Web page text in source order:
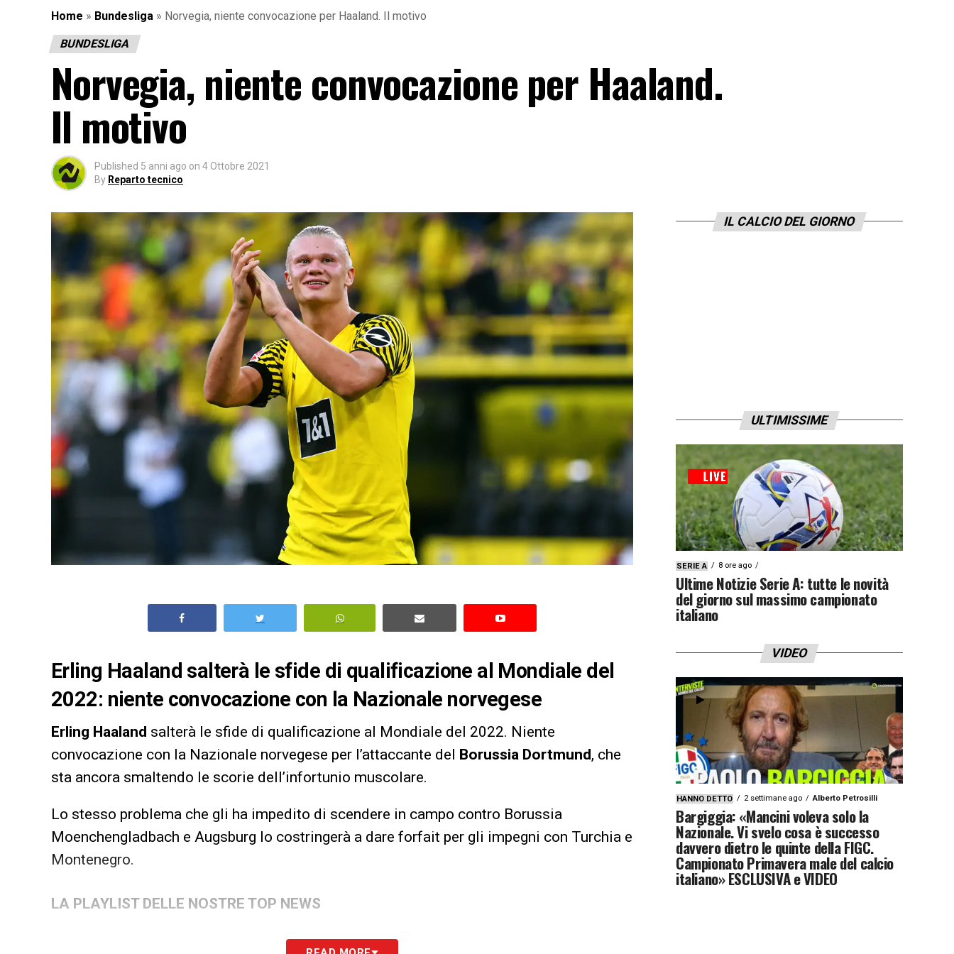
Home » Bundesliga » Norvegia, niente convocazione per Haaland. Il motivo
BUNDESLIGA
Norvegia, niente convocazione per Haaland.
Il motivo
Published 5 anni ago on 4 Ottobre 2021
By Reparto tecnico
Erling Haaland salterà le sfide di qualificazione al Mondiale del
2022: niente convocazione con la Nazionale norvegese
Erling Haaland salterà le sfide di qualificazione al Mondiale del 2022. Niente
convocazione con la Nazionale norvegese per l’attaccante del Borussia Dortmund, che
sta ancora smaltendo le scorie dell’infortunio muscolare.
Lo stesso problema che gli ha impedito di scendere in campo contro Borussia
Moenchengladbach e Augsburg lo costringerà a dare forfait per gli impegni con Turchia e
Montenegro.
LA PLAYLIST DELLE NOSTRE TOP NEWS
IL CALCIO DEL GIORNO
ULTIMISSIME
SERIE A 8 ore ago
Ultime Notizie Serie A: tutte le novità
del giorno sul massimo campionato
italiano
VIDEO
HANNO DETTO 2 settimane ago Alberto Petrosilli
Bargiggia: «Mancini voleva solo la
Nazionale. Vi svelo cosa è successo
davvero dietro le quinte della FIGC.
Campionato Primavera male del calcio
italiano» ESCLUSIVA e VIDEO